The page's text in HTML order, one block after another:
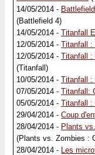
14/05/2014 -
(Battlefield 4)
14/05/2014 - Titanfall
12/05/2014 - Titanfall :
12/05/2014 - Titanfall :
(Titanfall)
10/05/2014 - Titanfall :
07/05/2014 - Titanfall:
05/05/2014 - Titanfall :
29/04/2014 - Coup
28/04/2014 - Plants
(Plants vs. Zombies :
28/04/2014 - Les